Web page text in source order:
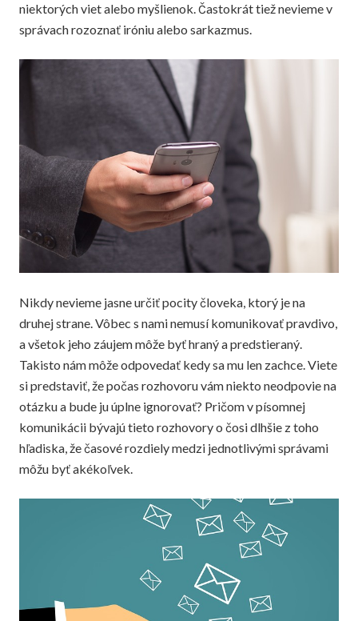
niektorých viet alebo myšlienok. Častokrát tiež nevieme v
správach rozoznať iróniu alebo sarkazmus.
Nikdy nevieme jasne určiť pocity človeka, ktorý je na
druhej strane. Vôbec s nami nemusí komunikovať pravdivo,
a všetok jeho záujem môže byť hraný a predstieraný.
Takisto nám môže odpovedať kedy sa mu len zachce. Viete
si predstaviť, že počas rozhovoru vám niekto neodpovie na
otázku a bude ju úplne ignorovať? Pričom v písomnej
komunikácii bývajú tieto rozhovory o čosi dlhšie z toho
hľadiska, že časové rozdiely medzi jednotlivými správami
môžu byť akékoľvek.